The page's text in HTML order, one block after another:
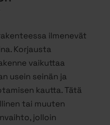
ilmenevät
Korjausta
vaikuttaa
usein seinän ja
kautta. Tätä
tai muuten
jolloin